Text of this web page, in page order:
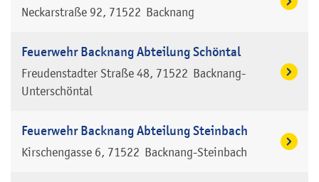
Neckarstraße 92 71522 Backnang
Feuerwehr Backnang Abteilung Schöntal
Freudenstadter Straße 48 71522 Backnang-
Unterschöntal
Feuerwehr Backnang Abteilung Steinbach
Kirschengasse 6 71522 Backnang-Steinbach